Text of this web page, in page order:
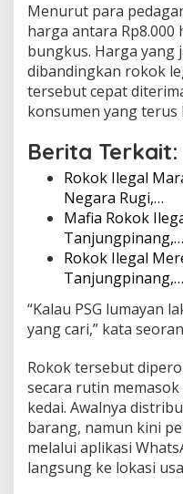
Menurut para
harga antara Rp8.000
bungkus. Harga yang
dibandingkan rokok
tersebut cepat
konsumen yang terus
Berita Terkait:
Rokok Ilegal
Negara Rugi,…
Mafia Rokok
Tanjungpinang,…
Rokok Ilegal
Tanjungpinang,…
“Kalau PSG lumayan
yang cari,” kata
Rokok tersebut
secara rutin
kedai. Awalnya
barang, namun kini
melalui aplikasi
langsung ke lokasi